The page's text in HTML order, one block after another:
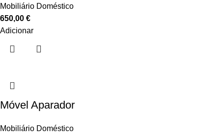
Mobiliário Doméstico
650,00 €
Adicionar
Móvel Aparador
Mobiliário Doméstico